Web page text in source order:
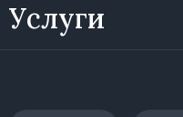
Услуги